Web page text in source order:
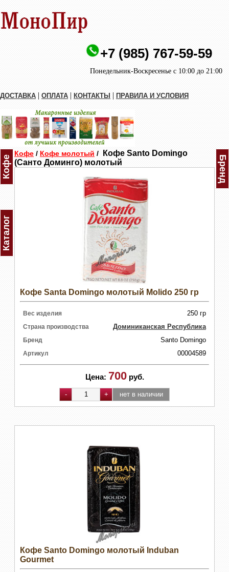
+7 (985) 767-59-59
Понедельник-Воскресенье с 10:00 до 21:00
ДОСТАВКА | ОПЛАТА | КОНТАКТЫ | ПРАВИЛА И УСЛОВИЯ
Кофе
Каталог
Кофе / Кофе молотый /
Кофе Santo Domingo
(Санто Доминго) молотый
Кофе Santa Domingo молотый Molido 250 гр
Вес изделия 250 гр
Страна производства Доминиканская Республика
Бренд Santo Domingo
Артикул 00004589
Цена: 700 руб.
Кофе Santo Domingo молотый Induban
Gourmet
Бренд